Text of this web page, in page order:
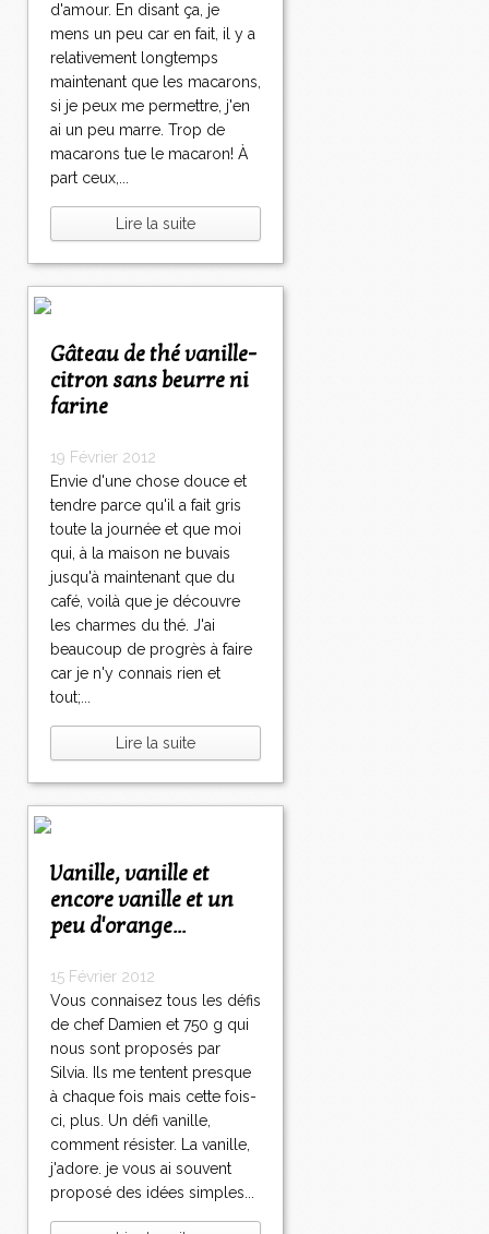
d'amour. En disant ça, je
mens un peu car en fait, il y a
relativement longtemps
maintenant que les macarons,
si je peux me permettre, j'en
ai un peu marre. Trop de
macarons tue le macaron! À
part ceux,...
Lire la suite
Gâteau de thé vanille-
citron sans beurre ni
farine
19 Février 2012
Envie d'une chose douce et
tendre parce qu'il a fait gris
toute la journée et que moi
qui, à la maison ne buvais
jusqu'à maintenant que du
café, voilà que je découvre
les charmes du thé. J'ai
beaucoup de progrès à faire
car je n'y connais rien et
tout;...
Lire la suite
Vanille, vanille et
encore vanille et un
peu d'orange...
15 Février 2012
Vous connaisez tous les défis
de chef Damien et 750 g qui
nous sont proposés par
Silvia. Ils me tentent presque
à chaque fois mais cette fois-
ci, plus. Un défi vanille,
comment résister. La vanille,
j'adore. je vous ai souvent
proposé des idées simples...